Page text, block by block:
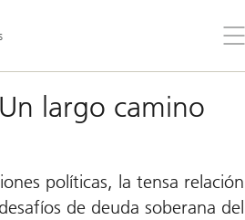
el
largo camino
políticas, la tensa relación
de deuda soberana del